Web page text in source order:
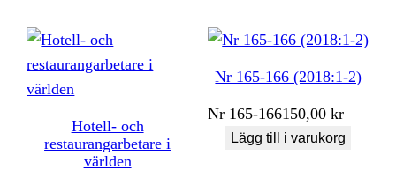
Hotell- och
restaurangarbetare i
världen
Nr 165-166 (2018:1-2)
Nr 165-166150,00kr
Lägg till i varukorg